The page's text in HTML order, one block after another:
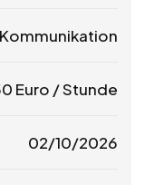
Euro / Stunde
02/10/2026